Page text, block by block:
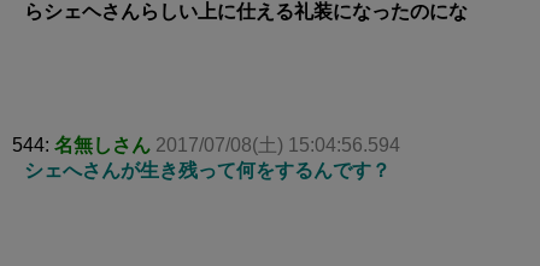
らシェヘさんらしい上に仕える礼装になったのにな
544: 名無しさん 2017/07/08(土) 15:04:56.594
シェへさんが生き残って何をするんです？